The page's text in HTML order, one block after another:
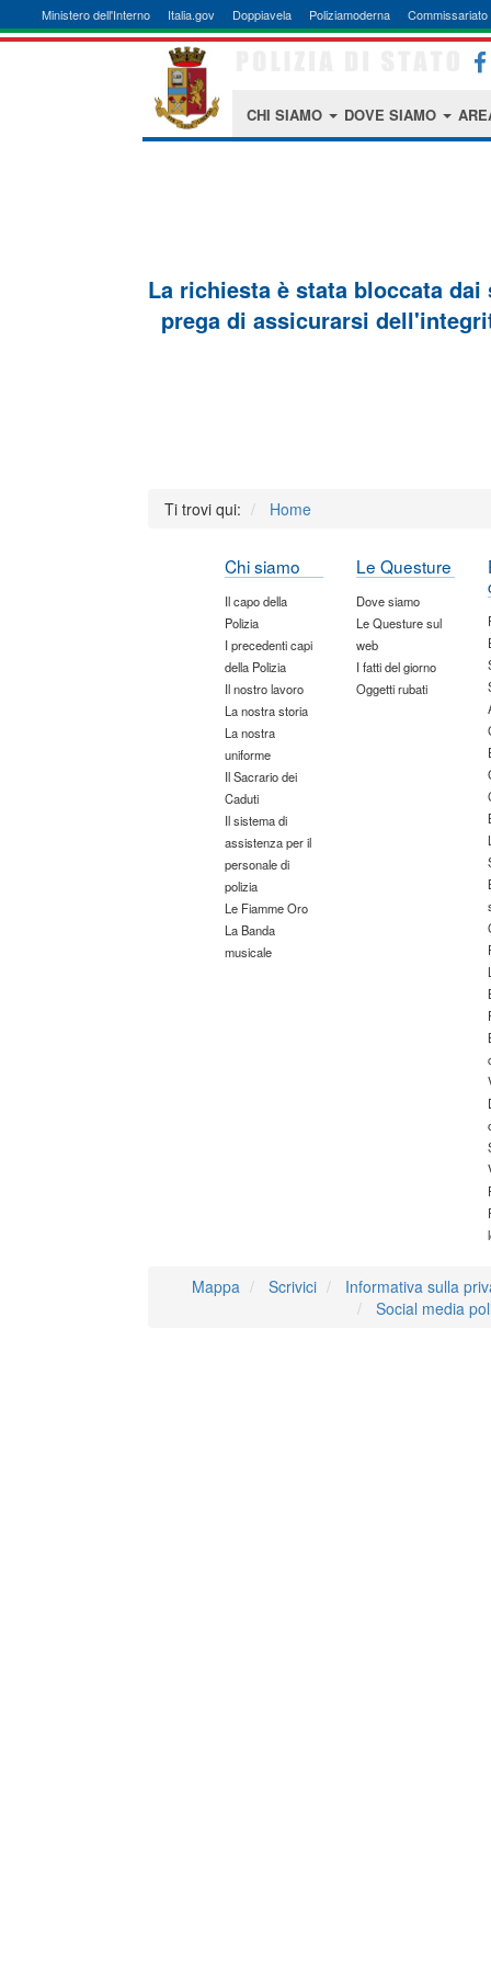
Ministero dell'Interno Italia.gov Doppiavela Poliziamoderna Commissariato
CHI SIAMO DOVE SIAMO
La richiesta è stata bloccata
prega di assicurarsi
Ti trovi qui: Home
Chi siamo
Il capo della
Polizia
I precedenti capi
della Polizia
Il nostro lavoro
La nostra storia
La nostra
uniforme
Il Sacrario dei
Caduti
Il sistema di
assistenza per il
personale di
polizia
Le Fiamme Oro
La Banda
musicale
Le Questure
Dove siamo
Le Questure sul
web
I fatti del giorno
Oggetti rubati
Mappa Scrivici
Informativa sulla
Social media